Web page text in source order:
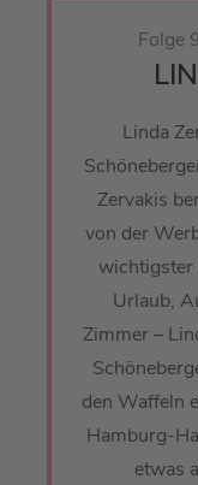
Folge
Linda
Zervakis
von der
wichtigster
Urlaub,
Zimmer –
den Waffeln
Hamburg-
etwas